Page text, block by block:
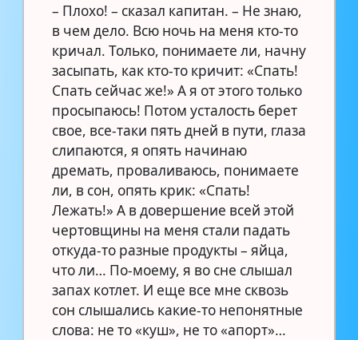
– Плохо! – сказал капитан. – Не знаю,
в чем дело. Всю ночь на меня кто-то
кричал. Только, понимаете ли, начну
засыпать, как кто-то кричит: «Спать!
Спать сейчас же!» А я от этого только
просыпаюсь! Потом усталость берет
свое, все-таки пять дней в пути, глаза
слипаются, я опять начинаю
дремать, проваливаюсь, понимаете
ли, в сон, опять крик: «Спать!
Лежать!» А в довершение всей этой
чертовщины на меня стали падать
откуда-то разные продукты – яйца,
что ли… По-моему, я во сне слышал
запах котлет. И еще все мне сквозь
сон слышались какие-то непонятные
слова: не то «куш», не то «апорт»…